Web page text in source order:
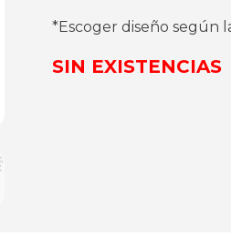
*Escoger diseño según
SIN EXISTENCIAS